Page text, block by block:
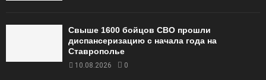
Свыше 1600 бойцов СВО прошли
диспансеризацию с начала года на
Ставрополье
10.08.2026 0